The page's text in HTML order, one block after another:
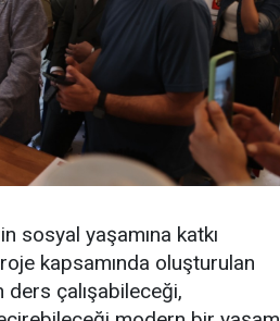
sosyal yaşamına katkı
kapsamında oluşturulan
ders çalışabileceği,